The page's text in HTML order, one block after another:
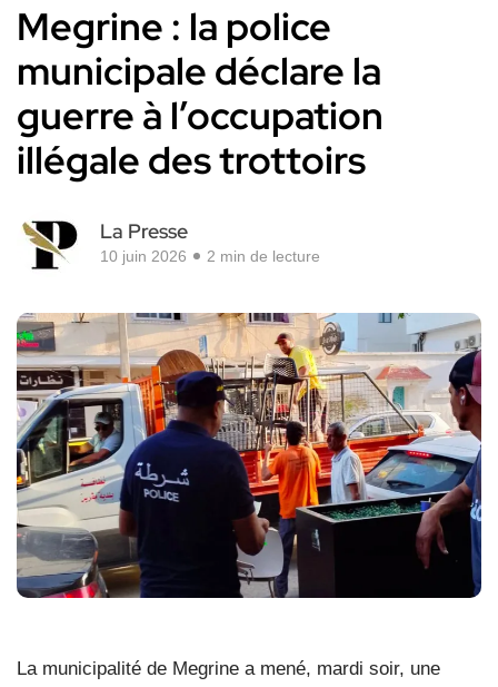
Megrine : la police
municipale déclare la
guerre à l’occupation
illégale des trottoirs
La Presse
10 juin 2026 2 min de lecture
La municipalité de Megrine a mené, mardi soir, une